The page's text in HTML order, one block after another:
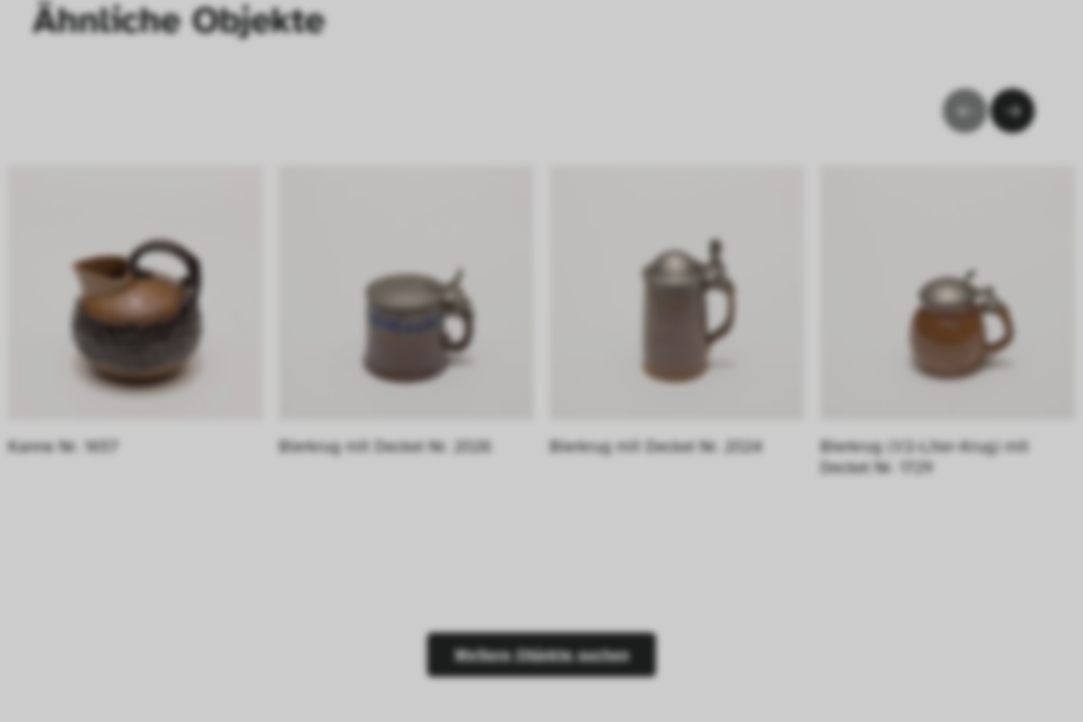
Ähnliche Objekte
Kanne Nr. 1657 Bierkrug mit Deckel Nr. 2026 Bierkrug mit Deckel Nr. 2024
Bierkrug (1/2-Liter-Krug) mit
Deckel Nr. 1729
Weitere Objekte suchen